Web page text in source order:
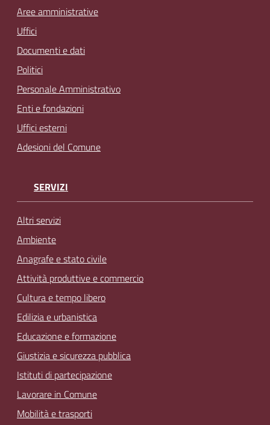
Aree amministrative
Uffici
Documenti e dati
Politici
Personale Amministrativo
Enti e fondazioni
Uffici esterni
Adesioni del Comune
SERVIZI
Altri servizi
Ambiente
Anagrafe e stato civile
Attività produttive e commercio
Cultura e tempo libero
Edilizia e urbanistica
Educazione e formazione
Giustizia e sicurezza pubblica
Istituti di partecipazione
Lavorare in Comune
Mobilità e trasporti